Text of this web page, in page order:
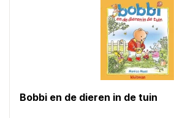
Bobbi en de dieren in de tuin